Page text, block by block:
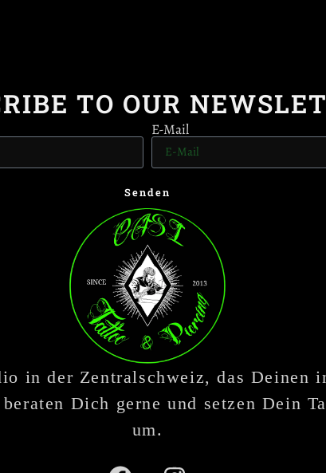
TO OUR
E-Mail
Senden
in der Zentralschweiz, das
Dich gerne und setzen Dein
um.